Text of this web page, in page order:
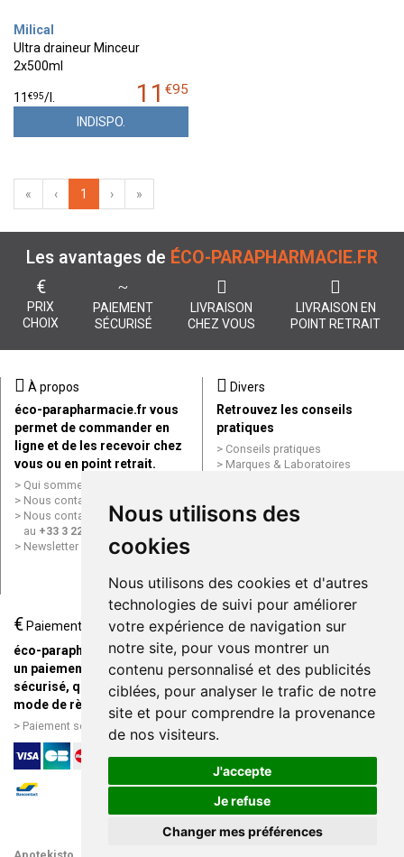
Nous utilisons des
cookies
Nous utilisons des cookies et d'autres
technologies de suivi pour améliorer
votre expérience de navigation sur
notre site, pour vous montrer un
contenu personnalisé et des publicités
ciblées, pour analyser le trafic de notre
site et pour comprendre la provenance
de nos visiteurs.
J'accepte
Je refuse
Changer mes préférences
Milical
Ultra draineur Minceur
2x500ml
11 €95
11 €95/
INDISPO.
« ‹ 1 › »
Les avantages de ÉCO-PARAPHARMACIE.FR
€
PRIX
CHOIX
PAIEMENT
SÉCURISÉ
LIVRAISON
CHEZ VOUS
LIVRAISON EN
POINT RETRAIT
À propos
éco-parapharmacie.fr vous
permet de commander en
ligne et de les recevoir chez
vous ou en point retrait.
Qui sommes nous ?
Nous contacter par e-mail
Nous contacter par téléphone
au +33 3 22 71 64 10
Newsletter
Divers
Retrouvez les conseils
pratiques
Conseils pratiques
Marques & Laboratoires
Mentions légales
Données personnelles
ligne
€ Paiement
éco-parapharmacie.fr offre
un paiement entièrement
sécurisé, quel que soit le
mode de règlement
Paiement sécurisé et simple
Livraison / Point retrait
Commandez en ligne et
recevez votre commande
rapidement chez vous ou en
point retrait
Livraison chez vous ou en